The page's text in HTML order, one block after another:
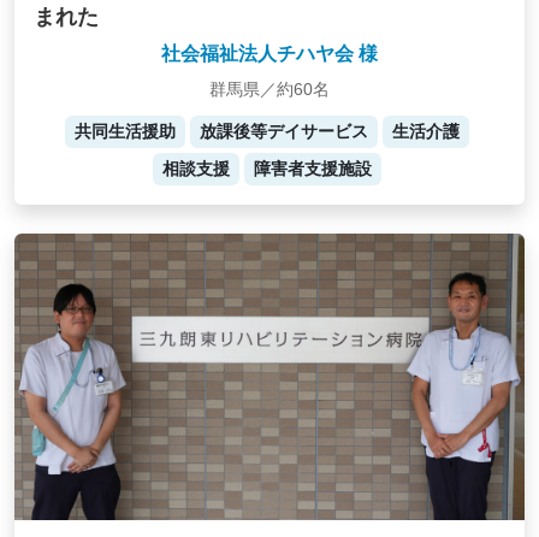
まれた
社会福祉法人チハヤ会 様
群馬県／約60名
共同生活援助 放課後等デイサービス
生活介護
相談支援
障害者支援施設